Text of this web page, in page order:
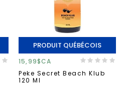
PRODUIT QUÉBÉCOIS
15,99$CA
Peke Secret Beach Klub
120 Ml